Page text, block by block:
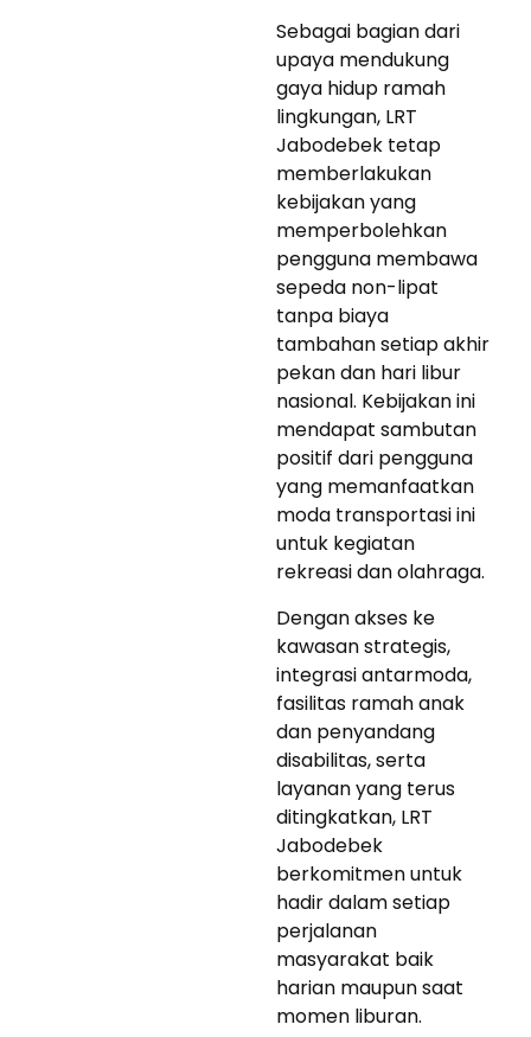
Sebagai bagian dari
upaya mendukung
gaya hidup ramah
lingkungan, LRT
Jabodebek tetap
memberlakukan
kebijakan yang
memperbolehkan
pengguna membawa
sepeda non-lipat
tanpa biaya
tambahan setiap akhir
pekan dan hari libur
nasional. Kebijakan ini
mendapat sambutan
positif dari pengguna
yang memanfaatkan
moda transportasi ini
untuk kegiatan
rekreasi dan olahraga.
Dengan akses ke
kawasan strategis,
integrasi antarmoda,
fasilitas ramah anak
dan penyandang
disabilitas, serta
layanan yang terus
ditingkatkan, LRT
Jabodebek
berkomitmen untuk
hadir dalam setiap
perjalanan
masyarakat baik
harian maupun saat
momen liburan.